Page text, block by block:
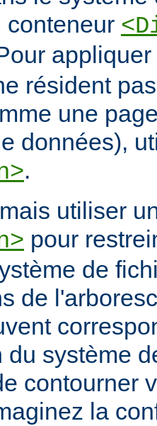
conteneur
résident
une
données),
.
utiliser
pour
de
de
du système
contourner
la